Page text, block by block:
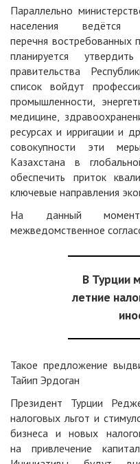
Параллельно
населения
перечня востребованных
планируется
правительства
список войдут
промышленности,
медицине,
ресурсах и ирригации и
совокупности эти
Казахстана в
обеспечить приток
ключевые направления
На данный момент
межведомственное
В Турции
летние
Такое предложение
Тайип Эрдоган
Президент Турции
налоговых льгот и
бизнеса и новых
на привлечение